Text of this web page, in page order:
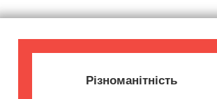
Різноманітність